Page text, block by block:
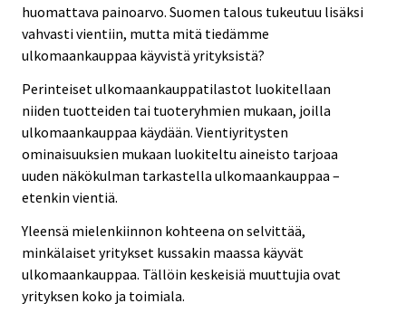
huomattava painoarvo. Suomen talous tukeutuu lisäksi
vahvasti vientiin, mutta mitä tiedämme
ulkomaankauppaa käyvistä yrityksistä?
Perinteiset ulkomaankauppatilastot luokitellaan
niiden tuotteiden tai tuoteryhmien mukaan, joilla
ulkomaankauppaa käydään. Vientiyritysten
ominaisuuksien mukaan luokiteltu aineisto tarjoaa
uuden näkökulman tarkastella ulkomaankauppaa –
etenkin vientiä.
Yleensä mielenkiinnon kohteena on selvittää,
minkälaiset yritykset kussakin maassa käyvät
ulkomaankauppaa. Tällöin keskeisiä muuttujia ovat
yrityksen koko ja toimiala.